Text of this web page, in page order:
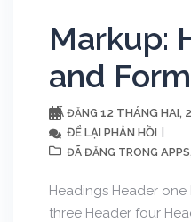
Markup:
and
ĐÃ ĐĂNG 12 THÁNG HAI,
ĐỂ LẠI PHẢN HỒI
ĐÃ ĐĂNG TRONG APPS
Headings Header
three Header four